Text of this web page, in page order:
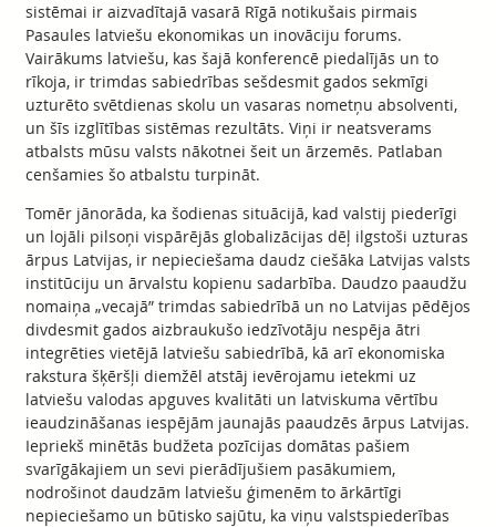
sistēmai ir aizvadītajā vasarā Rīgā notikušais pirmais
Pasaules latviešu ekonomikas un inovāciju forums.
Vairākums latviešu, kas šajā konferencē piedalījās un to
rīkoja, ir trimdas sabiedrības sešdesmit gados sekmīgi
uzturēto svētdienas skolu un vasaras nometņu absolventi,
un šīs izglītības sistēmas rezultāts. Viņi ir neatsverams
atbalsts mūsu valsts nākotnei šeit un ārzemēs. Patlaban
cenšamies šo atbalstu turpināt.
Tomēr jānorāda, ka šodienas situācijā, kad valstij piederīgi
un lojāli pilsoņi vispārējās globalizācijas dēļ ilgstoši uzturas
ārpus Latvijas, ir nepieciešama daudz ciešāka Latvijas valsts
institūciju un ārvalstu kopienu sadarbība. Daudzo paaudžu
nomaiņa „vecajā” trimdas sabiedrībā un no Latvijas pēdējos
divdesmit gados aizbraukušo iedzīvotāju nespēja ātri
integrēties vietējā latviešu sabiedrībā, kā arī ekonomiska
rakstura šķēršļi diemžēl atstāj ievērojamu ietekmi uz
latviešu valodas apguves kvalitāti un latviskuma vērtību
ieaudzināšanas iespējām jaunajās paaudzēs ārpus Latvijas.
Iepriekš minētās budžeta pozīcijas domātas pašiem
svarīgākajiem un sevi pierādījušiem pasākumiem,
nodrošinot daudzām latviešu ģimenēm to ārkārtīgi
nepieciešamo un būtisko sajūtu, ka viņu valstspiederības